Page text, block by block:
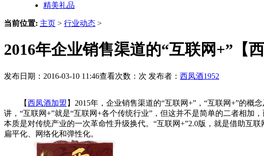
精美礼品
当前位置: 主页 > 行业动态 >
2016年企业销售渠道的“互联网+”【西
发布日期：2016-03-10 11:46查看次数： 次 发布者： 西凤酒1952
【西凤酒加盟 】2015年，企业销售渠道的“互联网+”，“互联网+”的
讲，“互联网+”就是“互联网+各个传统行业”，但这并不是简单的二者相加
本质是对传统产业的一次革命性升级换代。“互联网+”2.0版，就是借助互
扁平化、网络化和弹性化。